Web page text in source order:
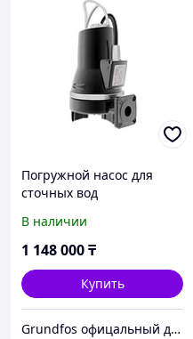
Погружной насос для
сточных вод
(96075905)
В наличии
1 148 000₸
Купить
Grundfos офицальный дилер ТОО АСТИВ